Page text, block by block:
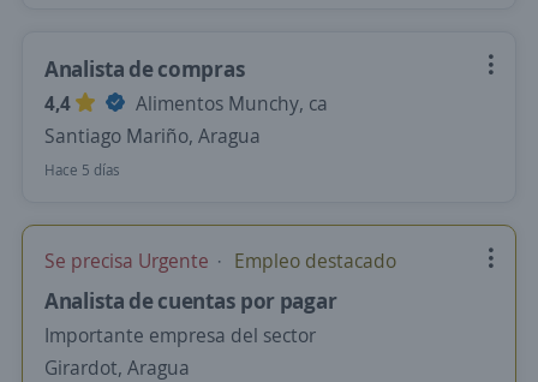
Analista de compras
4,4
Alimentos Munchy, ca
Santiago Mariño, Aragua
Hace 5 días
Se precisa Urgente Empleo destacado
Analista de cuentas por pagar
Importante empresa del sector
Girardot, Aragua